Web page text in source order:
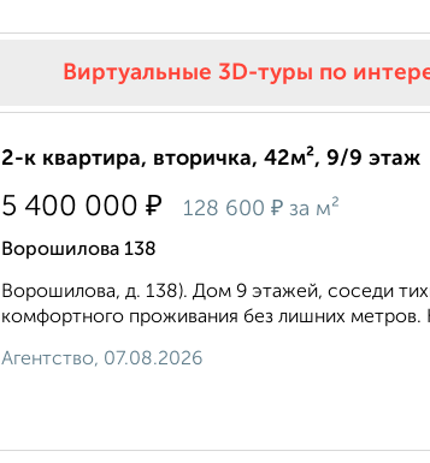
Виртуальные 3D-туры по
2-к квартира, вторичка, 42м², 9/9 этаж
5 400 000 ₽ 128 600 ₽ за м²
Ворошилова 138
Ворошилова, д. 138). Дом 9 этажей, соседи
комфортного проживания без лишних метров.
Агентство, 07.08.2026